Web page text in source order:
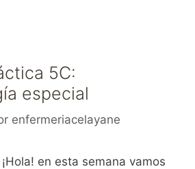
5C:
especial
enfermeriacelayane
¡Hola! en esta semana vamos